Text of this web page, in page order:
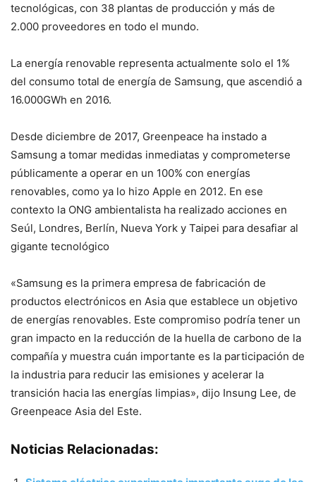
tecnológicas, con 38 plantas de producción y más de
2.000 proveedores en todo el mundo.
La energía renovable representa actualmente solo el 1%
del consumo total de energía de Samsung, que ascendió a
16.000GWh en 2016.
Desde diciembre de 2017, Greenpeace ha instado a
Samsung a tomar medidas inmediatas y comprometerse
públicamente a operar en un 100% con energías
renovables, como ya lo hizo Apple en 2012. En ese
contexto la ONG ambientalista ha realizado acciones en
Seúl, Londres, Berlín, Nueva York y Taipei para desafiar al
gigante tecnológico
«Samsung es la primera empresa de fabricación de
productos electrónicos en Asia que establece un objetivo
de energías renovables. Este compromiso podría tener un
gran impacto en la reducción de la huella de carbono de la
compañía y muestra cuán importante es la participación de
la industria para reducir las emisiones y acelerar la
transición hacia las energías limpias», dijo Insung Lee, de
Greenpeace Asia del Este.
Noticias Relacionadas: